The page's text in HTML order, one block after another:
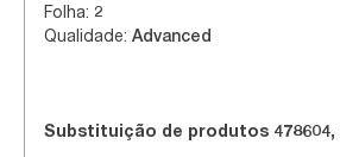
Folha: 2
Qualidade: Advanced
Substituição de produtos 478604,